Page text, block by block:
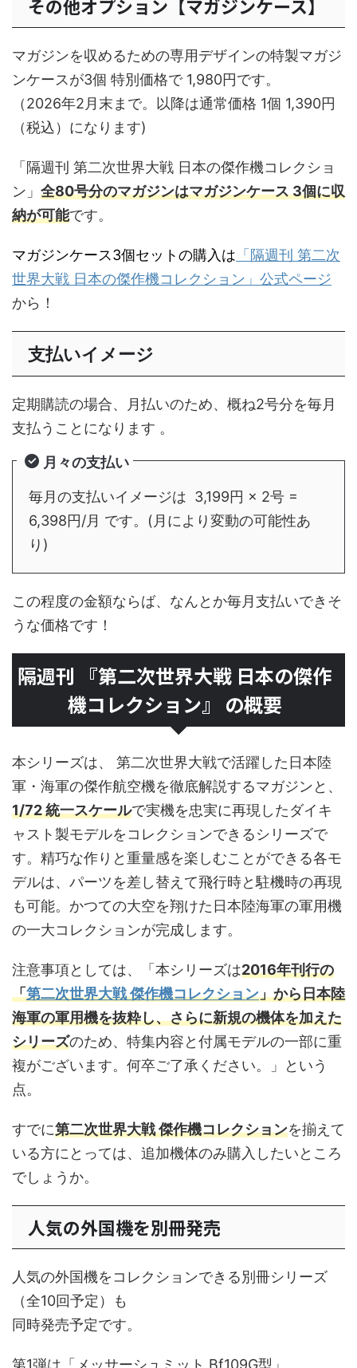
その他オプション【マガジンケース】
マガジンを収めるための専用デザインの特製マガジ
ンケースが3個 特別価格で 1,980円です。
（2026年2月末まで。以降は通常価格 1個 1,390円
（税込）になります)
「隔週刊 第二次世界大戦 日本の傑作機コレクショ
ン」 全80号分のマガジンはマガジンケース3個に収
納が可能です。
マガジンケース3個セットの購入は 「隔週刊 第二次
世界大戦 日本の傑作機コレクション」公式ページ
から！
支払いイメージ
定期購読の場合、月払いのため、概ね2号分を毎月
支払うことになります 。
月々の支払い
毎月の支払いイメージは 3,199円 × 2号 =
6,398円/月 です。(月により変動の可能性あ
り)
この程度の金額ならば、なんとか毎月支払いできそ
うな価格です！
隔週刊 『第二次世界大戦 日本の傑作
機コレクション』 の概要
本シリーズは、 第二次世界大戦で活躍した日本陸
軍・海軍の傑作航空機を徹底解説するマガジンと、
1/72 統一スケールで実機を忠実に再現したダイキ
ャスト製モデルをコレクションできるシリーズで
す。精巧な作りと重量感を楽しむことができる各モ
デルは、パーツを差し替えて飛行時と駐機時の再現
も可能。かつての大空を翔けた日本陸海軍の軍用機
の一大コレクションが完成します。
注意事項としては、「本シリーズは2016年刊行の
「第二次世界大戦 傑作機コレクション」から日本陸
海軍の軍用機を抜粋し、さらに新規の機体を加えた
シリーズのため、特集内容と付属モデルの一部に重
複がございます。何卒ご了承ください。」という
点。
すでに第二次世界大戦 傑作機コレクションを揃えて
いる方にとっては、追加機体のみ購入したいところ
でしょうか。
人気の外国機を別冊発売
人気の外国機をコレクションできる別冊シリーズ
（全10回予定）も
同時発売予定です。